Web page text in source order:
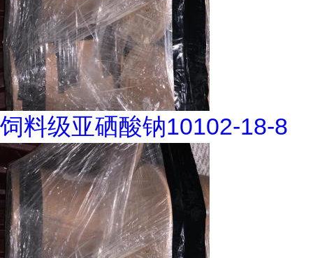
饲料级亚硒酸钠10102-18-8